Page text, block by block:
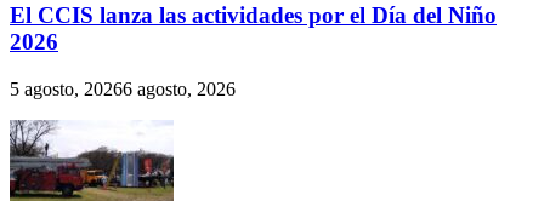
El CCIS lanza las actividades por el Día del Niño
2026
5 agosto, 20266 agosto, 2026